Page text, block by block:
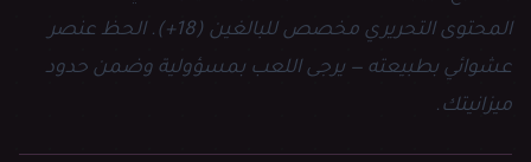
المحتوى التحريري مخصص للبالغين (18+). الحظ عنصر
عشوائي بطبيعته — يرجى اللعب بمسؤولية وضمن حدود
ميزانيتك.